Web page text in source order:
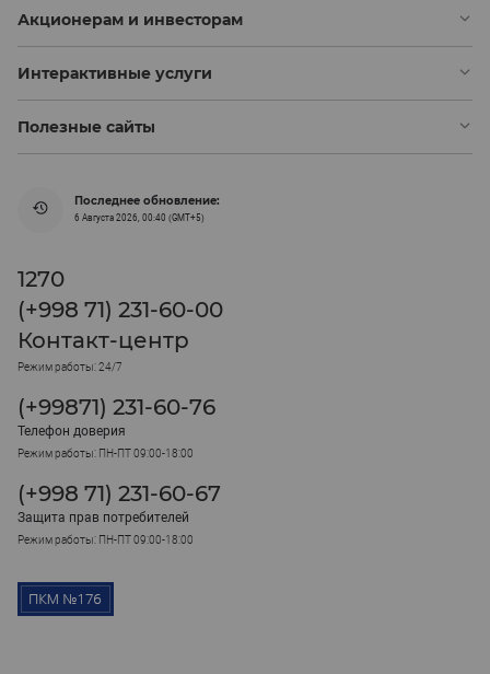
Акционерам и инвесторам
Интерактивные услуги
Полезные сайты
Последнее обновление:
6 Августа 2026, 00:40 (GMT+5)
1270
(+998 71) 231-60-00
Контакт-центр
Режим работы: 24/7
(+99871) 231-60-76
Телефон доверия
Режим работы: ПН-ПТ 09:00-18:00
(+998 71) 231-60-67
Защита прав потребителей
Режим работы: ПН-ПТ 09:00-18:00